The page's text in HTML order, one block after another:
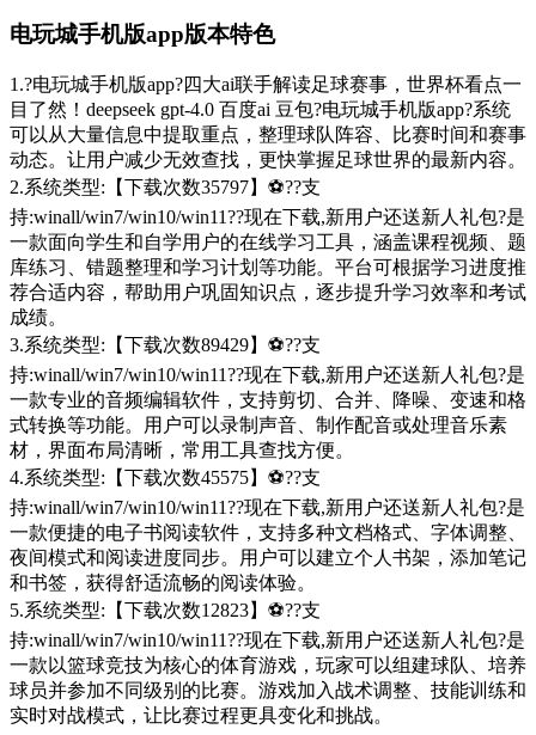
电玩城手机版app版本特色
1.?电玩城手机版app?四大ai联手解读足球赛事，世界杯看点一
目了然！deepseek gpt-4.0 百度ai 豆包?电玩城手机版app?系统
可以从大量信息中提取重点，整理球队阵容、比赛时间和赛事
动态。让用户减少无效查找，更快掌握足球世界的最新内容。
2.系统类型:【下载次数35797】⚽??支
持:winall/win7/win10/win11??现在下载,新用户还送新人礼包?是
一款面向学生和自学用户的在线学习工具，涵盖课程视频、题
库练习、错题整理和学习计划等功能。平台可根据学习进度推
荐合适内容，帮助用户巩固知识点，逐步提升学习效率和考试
成绩。
3.系统类型:【下载次数89429】⚽??支
持:winall/win7/win10/win11??现在下载,新用户还送新人礼包?是
一款专业的音频编辑软件，支持剪切、合并、降噪、变速和格
式转换等功能。用户可以录制声音、制作配音或处理音乐素
材，界面布局清晰，常用工具查找方便。
4.系统类型:【下载次数45575】⚽??支
持:winall/win7/win10/win11??现在下载,新用户还送新人礼包?是
一款便捷的电子书阅读软件，支持多种文档格式、字体调整、
夜间模式和阅读进度同步。用户可以建立个人书架，添加笔记
和书签，获得舒适流畅的阅读体验。
5.系统类型:【下载次数12823】⚽??支
持:winall/win7/win10/win11??现在下载,新用户还送新人礼包?是
一款以篮球竞技为核心的体育游戏，玩家可以组建球队、培养
球员并参加不同级别的比赛。游戏加入战术调整、技能训练和
实时对战模式，让比赛过程更具变化和挑战。